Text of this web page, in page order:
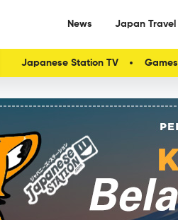
News Japan Travel
Japanese Station TV Games